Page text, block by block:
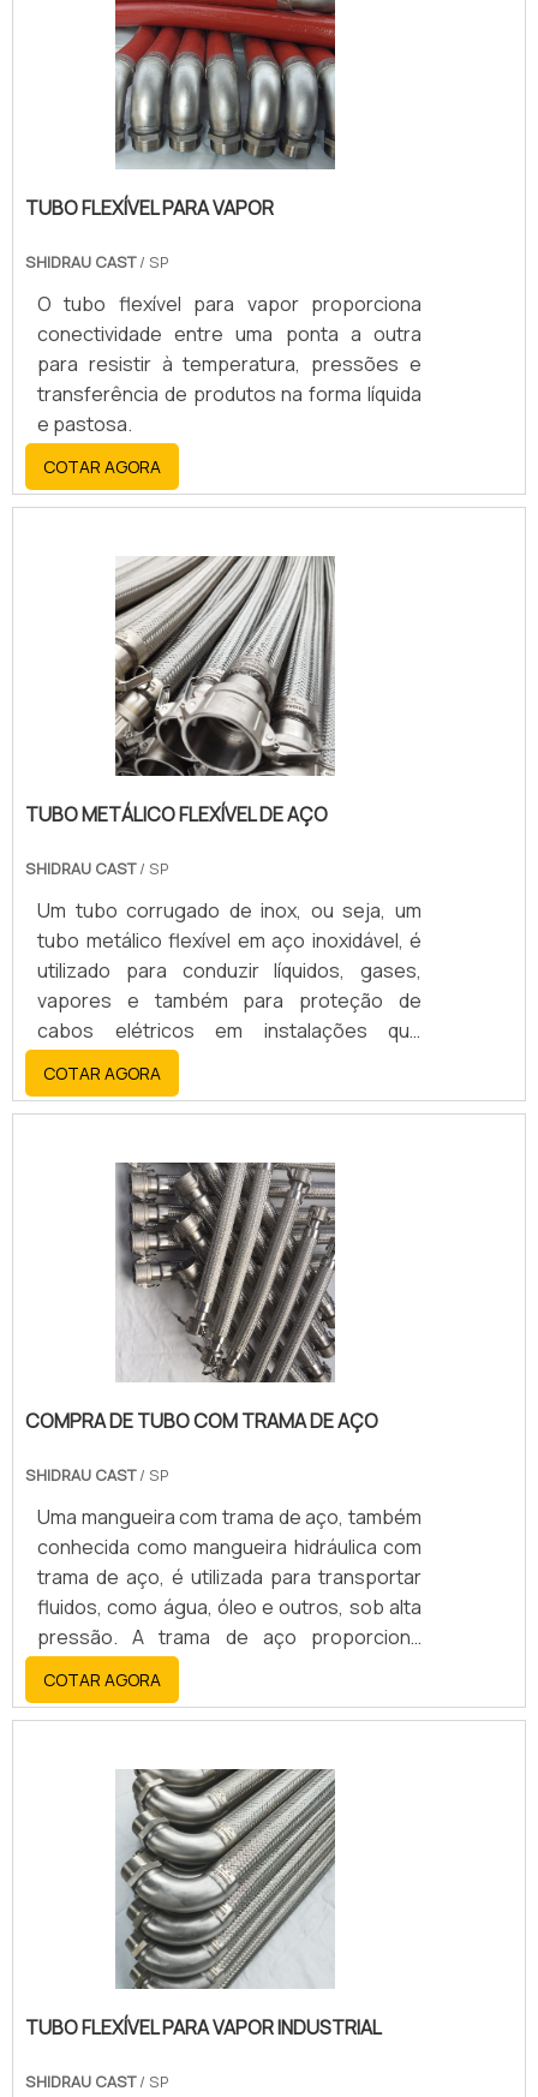
TUBO FLEXÍVEL PARA VAPOR
SHIDRAU CAST/ SP
O tubo flexível para vapor proporciona
conectividade entre uma ponta a outra
para resistir à temperatura, pressões e
transferência de produtos na forma líquida
e pastosa.
COTAR AGORA
TUBO METÁLICO FLEXÍVEL DE AÇO
SHIDRAU CAST/ SP
Um tubo corrugado de inox, ou seja, um
tubo metálico flexível em aço inoxidável, é
utilizado para conduzir líquidos, gases,
vapores e também para proteção de
cabos elétricos em instalações que
necessitam de flexibilidade e resistência à
corrosão. A sua principal função é garantir
a passagem de fluidos ou a proteção de
vibrações ou necessidade de fácil
instalação e manutenção.
COTAR AGORA
COMPRA DE TUBO COM TRAMA DE AÇO
SHIDRAU CAST/ SP
Uma mangueira com trama de aço, também
conhecida como mangueira hidráulica com
trama de aço, é utilizada para transportar
fluidos, como água, óleo e outros, sob alta
pressão. A trama de aço proporciona
resistência e estabilidade estrutural,
garantindo que a mangueira possa
suportar altas cargas de trabalho sem
COTAR AGORA
TUBO FLEXÍVEL PARA VAPOR INDUSTRIAL
SHIDRAU CAST/ SP